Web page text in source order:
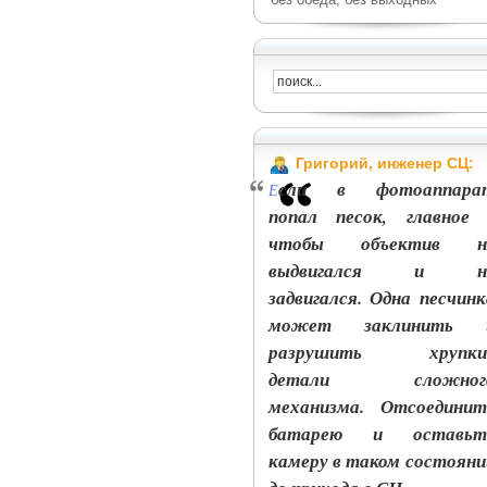
Григорий, инженер СЦ:
Если в
попал песок, главное
чтобы объектив
выдвигался и
задвигался. Одна
может заклинить
разрушить
детали
механизма.
батарею и
камеру в таком